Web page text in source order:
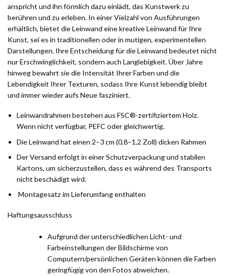
anspricht und ihn förmlich dazu einlädt, das Kunstwerk zu
berühren und zu erleben. In einer Vielzahl von Ausführungen
erhältlich, bietet die Leinwand eine kreative Leinwand für Ihre
Kunst, sei es in traditionellen oder in mutigen, experimentellen
Darstellungen. Ihre Entscheidung für die Leinwand bedeutet nicht
nur Erschwinglichkeit, sondern auch Langlebigkeit. Über Jahre
hinweg bewahrt sie die Intensität Ihrer Farben und die
Lebendigkeit Ihrer Texturen, sodass Ihre Kunst lebendig bleibt
und immer wieder aufs Neue fasziniert.
Leinwandrahmen bestehen aus FSC®-zertifiziertem Holz.
Wenn nicht verfügbar, PEFC oder gleichwertig.
Die Leinwand hat einen 2–3 cm (0,8–1,2 Zoll) dicken Rahmen
Der Versand erfolgt in einer Schutzverpackung und stabilen
Kartons, um sicherzustellen, dass es während des Transports
nicht beschädigt wird.
Montagesatz im Lieferumfang enthalten
Haftungsausschluss
Aufgrund der unterschiedlichen Licht- und
Farbeinstellungen der Bildschirme von
Computern/persönlichen Geräten können die Farben
geringfügig von den Fotos abweichen.